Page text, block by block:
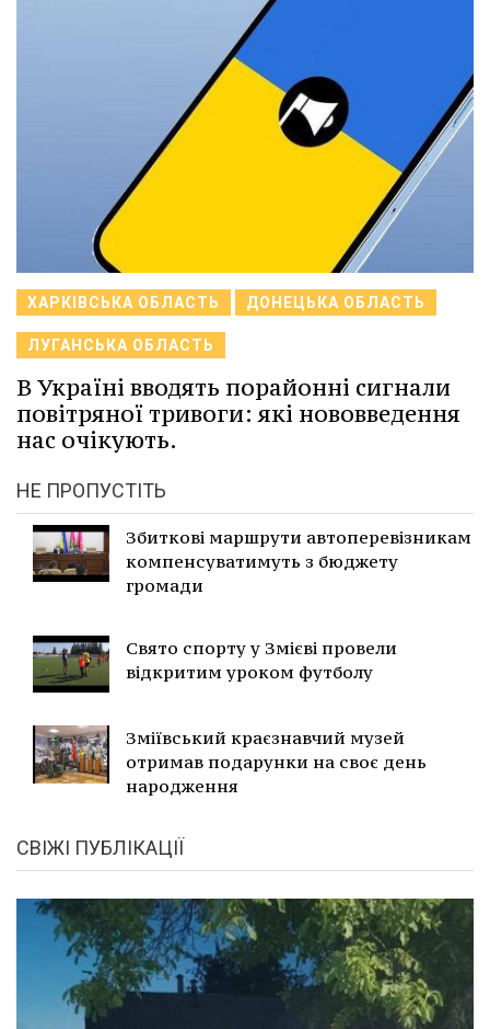
ХАРКІВСЬКА ОБЛАСТЬ ДОНЕЦЬКА ОБЛАСТЬ
ЛУГАНСЬКА ОБЛАСТЬ
В Україні вводять порайонні сигнали
повітряної тривоги: які нововведення
нас очікують.
НЕ ПРОПУСТІТЬ
Збиткові маршрути автоперевізникам
компенсуватимуть з бюджету
громади
Свято спорту у Змієві провели
відкритим уроком футболу
Зміївський краєзнавчий музей
отримав подарунки на своє день
народження
СВІЖІ ПУБЛІКАЦІЇ